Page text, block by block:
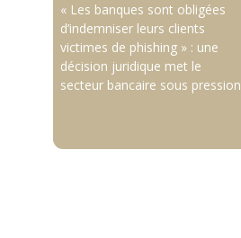
« Les banques sont obligées
d’indemniser leurs clients
victimes de phishing » : une
décision juridique met le
secteur bancaire sous pression